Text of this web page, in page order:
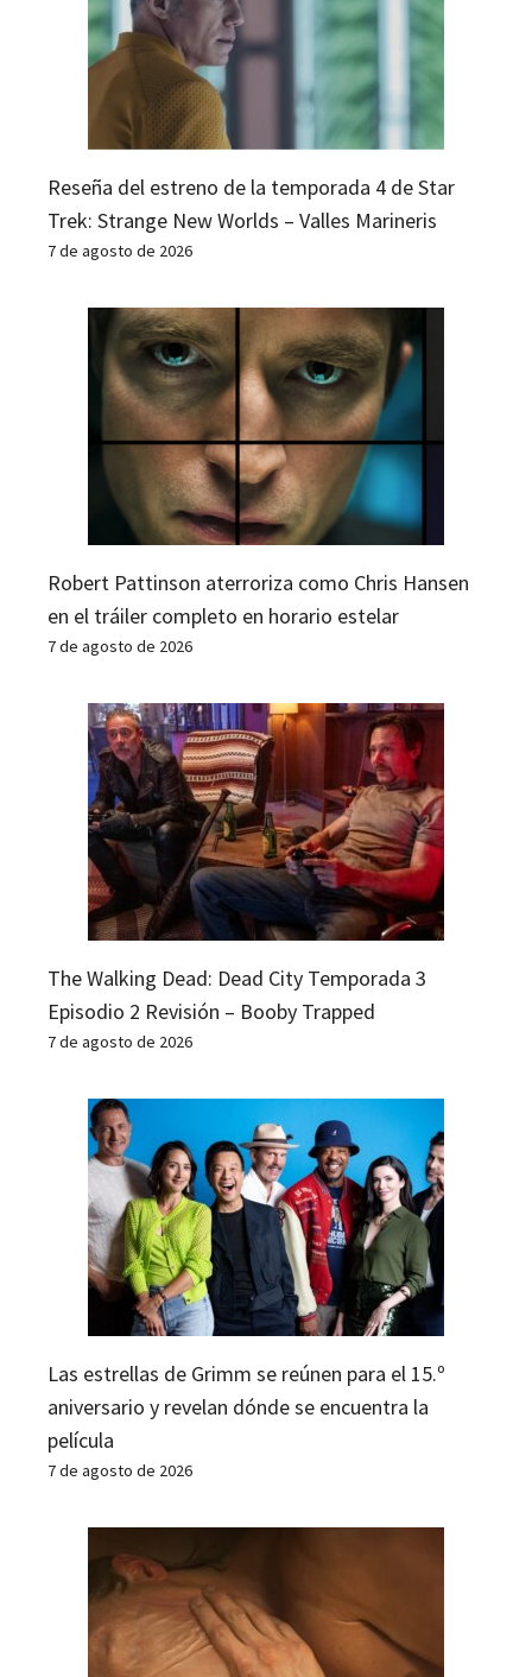
Reseña del estreno de la temporada 4 de Star
Trek: Strange New Worlds – Valles Marineris
7 de agosto de 2026
Robert Pattinson aterroriza como Chris Hansen
en el tráiler completo en horario estelar
7 de agosto de 2026
The Walking Dead: Dead City Temporada 3
Episodio 2 Revisión – Booby Trapped
7 de agosto de 2026
Las estrellas de Grimm se reúnen para el 15.º
aniversario y revelan dónde se encuentra la
película
7 de agosto de 2026